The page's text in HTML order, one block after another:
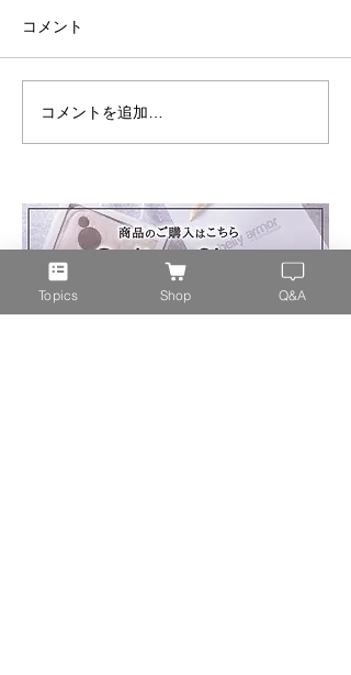
「The Docters」で紹介
されました。
コメント
コメントを追加…
Topics Shop Q&A